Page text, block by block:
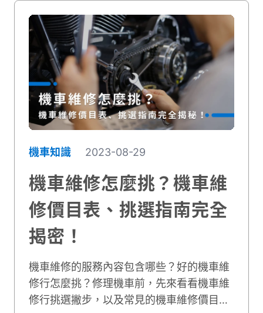
機車知識 2023-08-29
機車維修怎麼挑？機車維
修價目表、挑選指南完全
揭密！
機車維修的服務內容包含哪些？好的機車維
修行怎麼挑？修理機車前，先來看看機車維
修行挑選撇步，以及常見的機車維修價目